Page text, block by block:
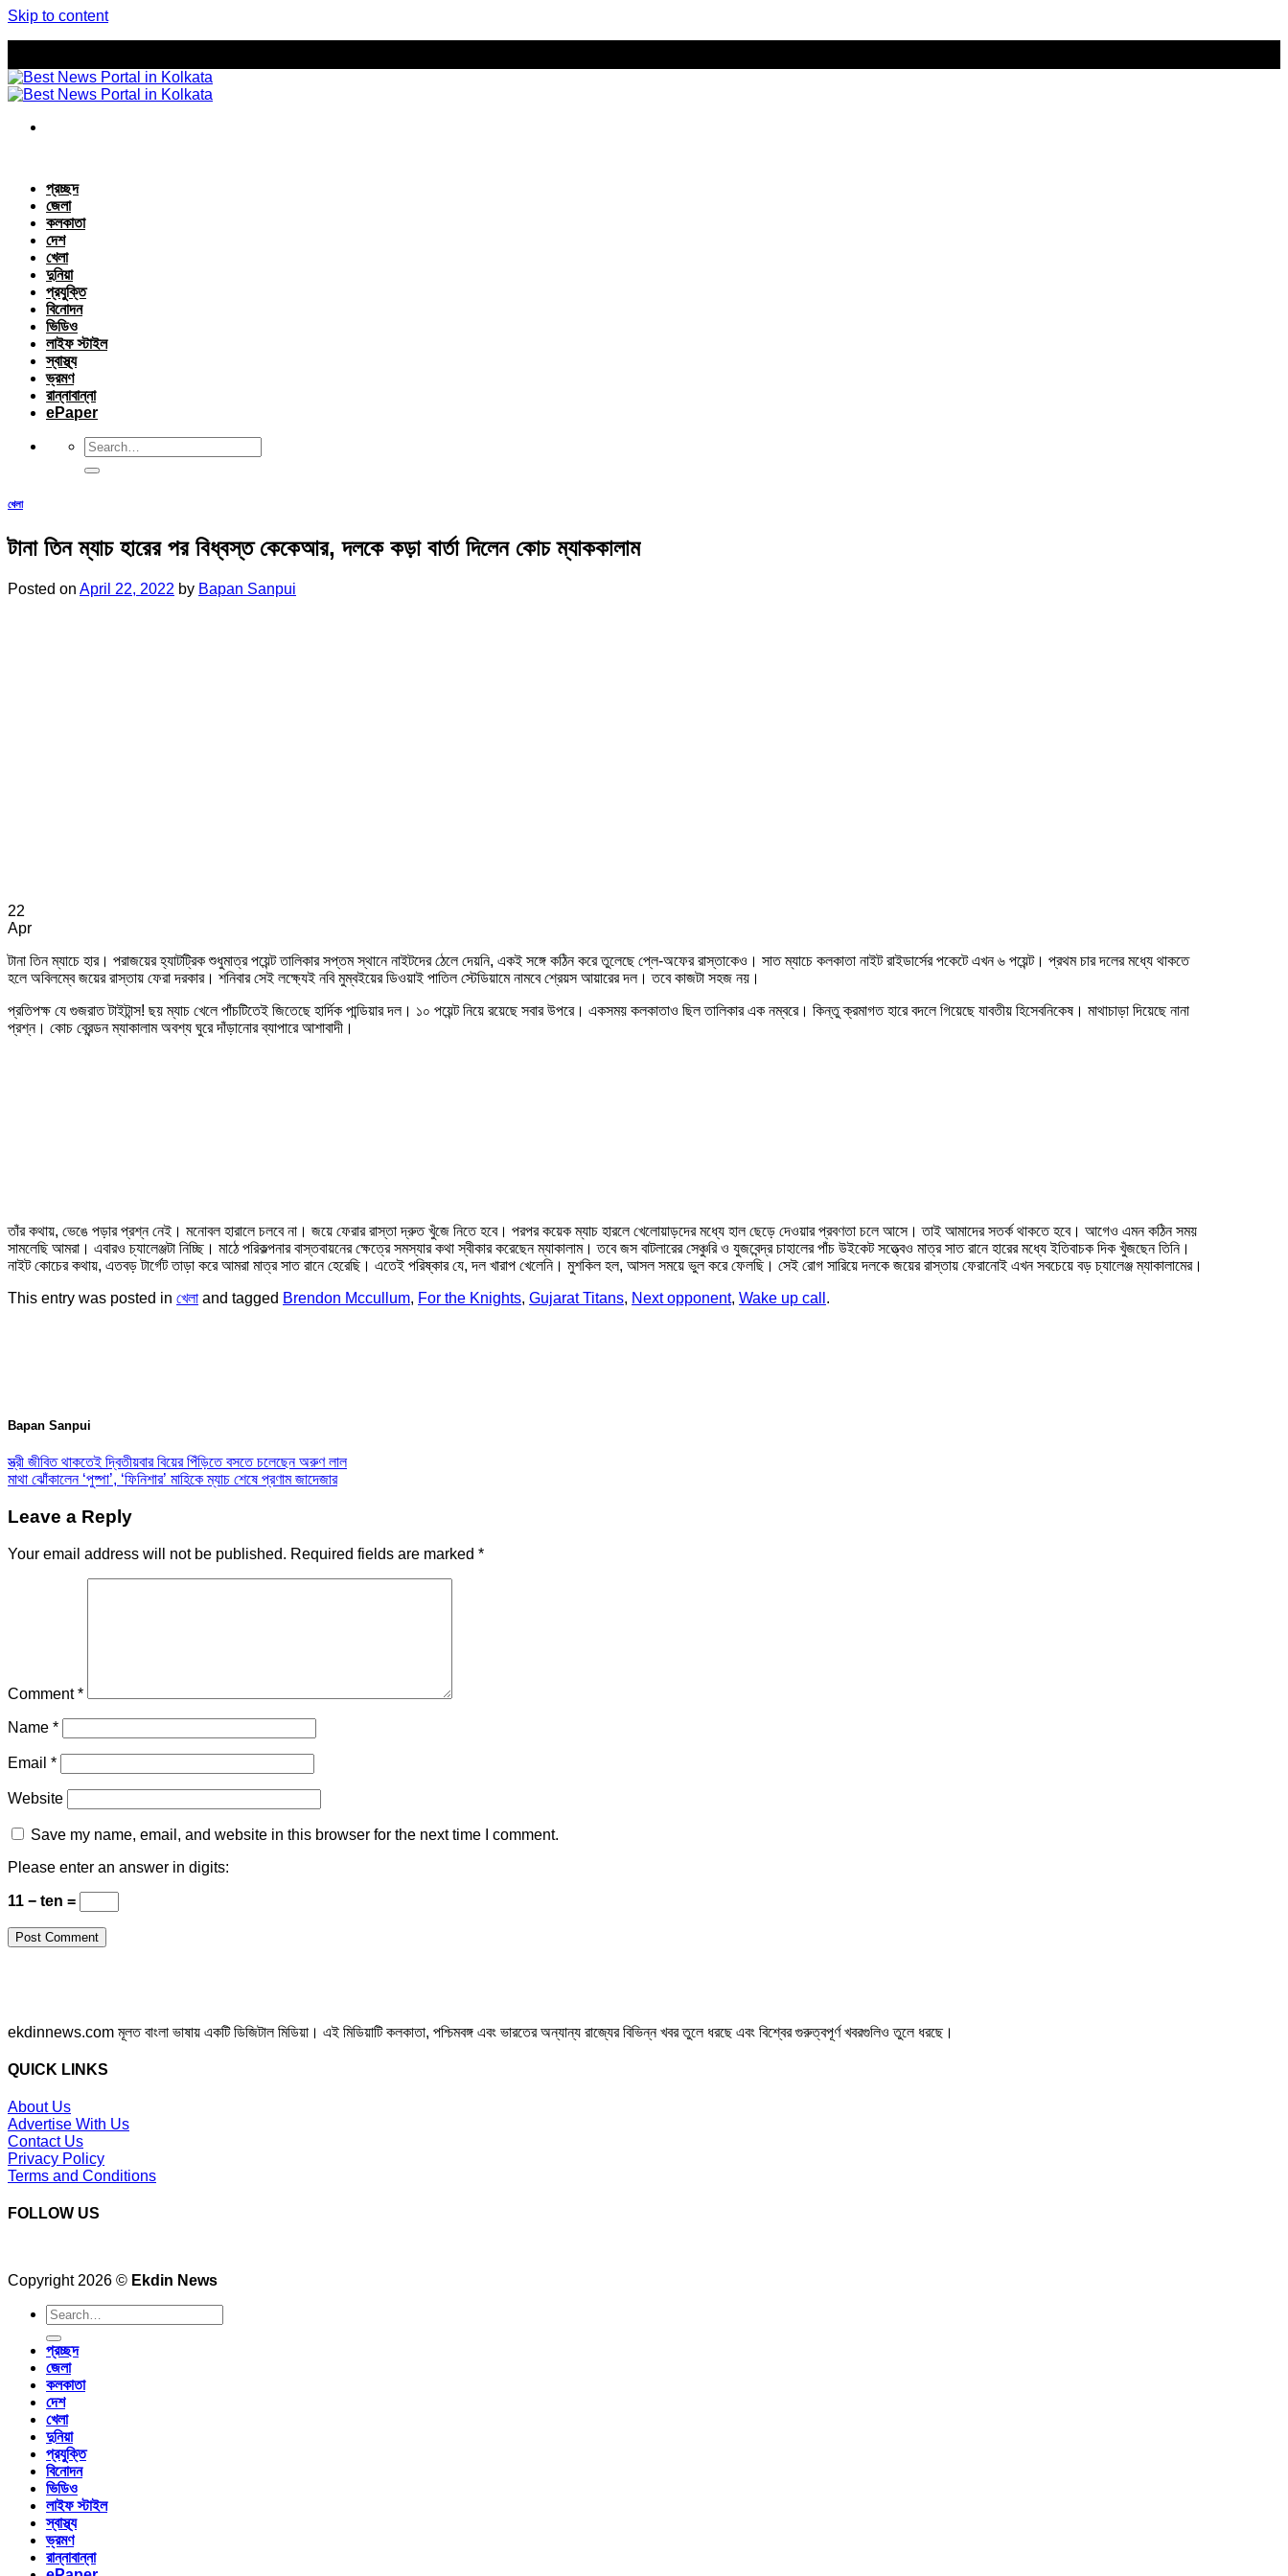
Skip to content
প্রচ্ছদ
জেলা
কলকাতা
দেশ
খেলা
দুনিয়া
প্রযুক্তি
বিনোদন
ভিডিও
লাইফ স্টাইল
স্বাস্থ্য
ভ্রমণ
রান্নাবান্না
ePaper
খেলা
টানা তিন ম্যাচ হারের পর বিধ্বস্ত কেকেআর, দলকে কড়া বার্তা দিলেন কোচ ম্যাককালাম
Posted on April 22, 2022 by Bapan Sanpui
22
Apr
টানা তিন ম্যাচে হার। পরাজয়ের হ্যাটট্রিক শুধুমাত্র পয়েন্ট তালিকার সপ্তম স্থানে নাইটদের ঠেলে দেয়নি, একই সঙ্গে কঠিন করে তুলেছে প্লে-অফের রাস্তাকেও। সাত ম্যাচে কলকাতা নাইট রাইডার্সের পকেটে এখন ৬ পয়েন্ট। প্রথম চার দলের মধ্যে থাকতে
হলে অবিলম্বে জয়ের রাস্তায় ফেরা দরকার। শনিবার সেই লক্ষ্যেই নবি মুম্বইয়ের ডিওয়াই পাতিল স্টেডিয়ামে নামবে শ্রেয়স আয়ারের দল। তবে কাজটা সহজ নয়।
প্রতিপক্ষ যে গুজরাত টাইটান্স! ছয় ম্যাচ খেলে পাঁচটিতেই জিতেছে হার্দিক পান্ডিয়ার দল। ১০ পয়েন্ট নিয়ে রয়েছে সবার উপরে। একসময় কলকাতাও ছিল তালিকার এক নম্বরে। কিন্তু ক্রমাগত হারে বদলে গিয়েছে যাবতীয় হিসেবনিকেষ। মাথাচাড়া দিয়েছে নানা
প্রশ্ন। কোচ ব্রেন্ডন ম্যাকালাম অবশ্য ঘুরে দাঁড়ানোর ব্যাপারে আশাবাদী।
তাঁর কথায়, ভেঙে পড়ার প্রশ্ন নেই। মনোবল হারালে চলবে না। জয়ে ফেরার রাস্তা দ্রুত খুঁজে নিতে হবে। পরপর কয়েক ম্যাচ হারলে খেলোয়াড়দের মধ্যে হাল ছেড়ে দেওয়ার প্রবণতা চলে আসে। তাই আমাদের সতর্ক থাকতে হবে। আগেও এমন কঠিন সময়
সামলেছি আমরা। এবারও চ্যালেঞ্জটা নিচ্ছি। মাঠে পরিকল্পনার বাস্তবায়নের ক্ষেত্রে সমস্যার কথা স্বীকার করেছেন ম্যাকালাম। তবে জস বাটলারের সেঞ্চুরি ও যুজবেন্দ্র চাহালের পাঁচ উইকেট সত্ত্বেও মাত্র সাত রানে হারের মধ্যে ইতিবাচক দিক খুঁজছেন তিনি।
নাইট কোচের কথায়, এতবড় টার্গেট তাড়া করে আমরা মাত্র সাত রানে হেরেছি। এতেই পরিষ্কার যে, দল খারাপ খেলেনি। মুশকিল হল, আসল সময়ে ভুল করে ফেলছি। সেই রোগ সারিয়ে দলকে জয়ের রাস্তায় ফেরানোই এখন সবচেয়ে বড় চ্যালেঞ্জ ম্যাকালামের।
This entry was posted in খেলা and tagged Brendon Mccullum, For the Knights, Gujarat Titans, Next opponent, Wake up call .
Bapan Sanpui
স্ত্রী জীবিত থাকতেই দ্বিতীয়বার বিয়ের পিঁড়িতে বসতে চলেছেন অরুণ লাল
মাথা ঝোঁকালেন ‘পুষ্পা’, ‘ফিনিশার’ মাহিকে ম্যাচ শেষে প্রণাম জাদেজার
Leave a Reply
Your email address will not be published. Required fields are marked *
Comment*
Name *
Email *
Website
Save my name, email, and website in this browser for the next time I comment.
Please enter an answer in digits:
11 − ten =
ekdinnews.com মূলত বাংলা ভাষায় একটি ডিজিটাল মিডিয়া। এই মিডিয়াটি কলকাতা, পশ্চিমবঙ্গ এবং ভারতের অন্যান্য রাজ্যের বিভিন্ন খবর তুলে ধরছে এবং বিশ্বের গুরুত্বপূর্ণ খবরগুলিও তুলে ধরছে।
QUICK LINKS
About Us
Advertise With Us
Contact Us
Privacy Policy
Terms and Conditions
FOLLOW US
Copyright 2026 © Ekdin News
প্রচ্ছদ
জেলা
কলকাতা
দেশ
খেলা
দুনিয়া
প্রযুক্তি
বিনোদন
ভিডিও
লাইফ স্টাইল
স্বাস্থ্য
ভ্রমণ
রান্নাবান্না